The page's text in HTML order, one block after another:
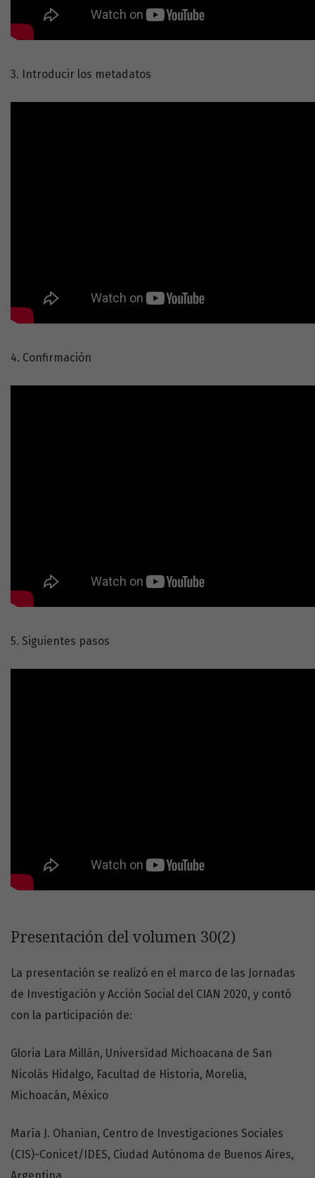
3. Introducir los metadatos
4. Confirmación
5. Siguientes pasos
Presentación del volumen 30(2)
La presentación se realizó en el marco de las Jornadas
de Investigación y Acción Social del CIAN 2020, y contó
con la participación de:
Gloria Lara Millán, Universidad Michoacana de San
Nicolás Hidalgo, Facultad de Historia, Morelia,
Michoacán, México
María J. Ohanian, Centro de Investigaciones Sociales
(CIS)-Conicet/IDES, Ciudad Autónoma de Buenos Aires,
Argentina